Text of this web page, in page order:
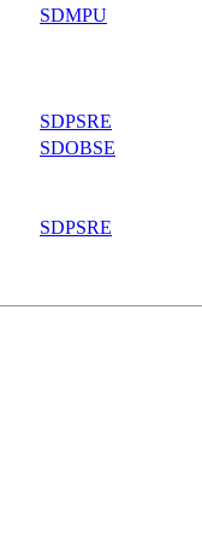
SDMPU
SDPSRE
SDOBSE
SDPSRE